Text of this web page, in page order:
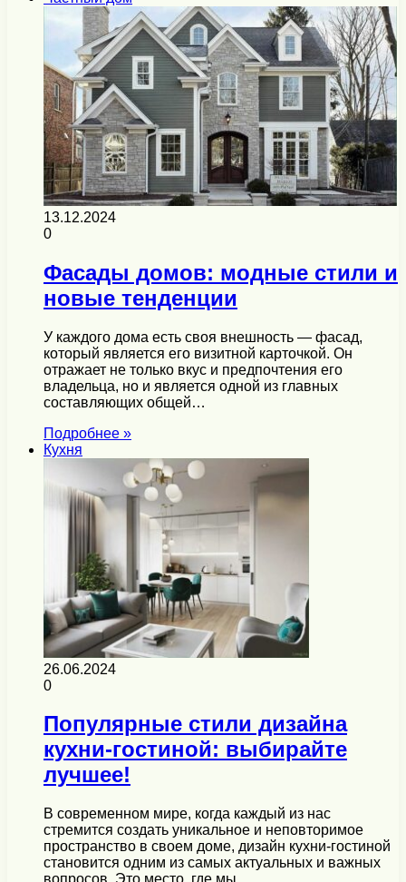
13.12.2024
0
Фасады домов: модные стили и
новые тенденции
У каждого дома есть своя внешность — фасад,
который является его визитной карточкой. Он
отражает не только вкус и предпочтения его
владельца, но и является одной из главных
составляющих общей…
Подробнее »
Кухня
26.06.2024
0
Популярные стили дизайна
кухни-гостиной: выбирайте
лучшее!
В современном мире, когда каждый из нас
стремится создать уникальное и неповторимое
пространство в своем доме, дизайн кухни-гостиной
становится одним из самых актуальных и важных